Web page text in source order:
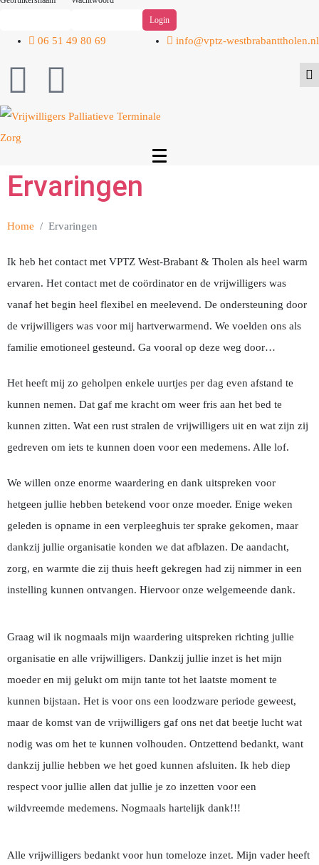
06 51 49 80 69 info@vptz-westbrabanttholen.nl
Ervaringen
Home Ervaringen
Ik heb het contact met VPTZ West-Brabant & Tholen als heel warm
ervaren. Het contact met de coördinator en de vrijwilligers was
vanaf het begin heel flexibel en meelevend. De ondersteuning door
de vrijwilligers was voor mij hartverwarmend. We voelden ons als
familie emotioneel gesteund. Ga vooral op deze weg door…
Het heeft mij zo geholpen enkele uurtjes per dag even afstand te
kunnen nemen. Dat gaf me kracht om weer fris aan het bed te
kunnen zitten. Wat een rust stralen de vrijwilligers uit en wat zijn zij
gedreven om iets te kunnen doen voor een medemens. Alle lof.
We willen onze enorme waardering en dank uitspreken voor
hetgeen jullie hebben betekend voor onze moeder. Enige weken
geleden is opname in een verpleeghuis ter sprake gekomen, maar
dankzij jullie organisatie konden we dat afblazen. De aandacht,
zorg, en warmte die zij thuis heeft gekregen had zij nimmer in een
instelling kunnen ontvangen. Hiervoor onze welgemeende dank.
Graag wil ik nogmaals mijn waardering uitspreken richting jullie
organisatie en alle vrijwilligers. Dankzij jullie inzet is het mijn
moeder en mij gelukt om mijn tante tot het laatste moment te
kunnen bijstaan. Het is voor ons een loodzware periode geweest,
maar de komst van de vrijwilligers gaf ons net dat beetje lucht wat
nodig was om het te kunnen volhouden. Ontzettend bedankt, want
dankzij jullie hebben we het goed kunnen afsluiten. Ik heb diep
respect voor jullie allen dat jullie je zo inzetten voor een
wildvreemde medemens. Nogmaals hartelijk dank!!!
Alle vrijwilligers bedankt voor hun tomeloze inzet. Mijn vader heeft